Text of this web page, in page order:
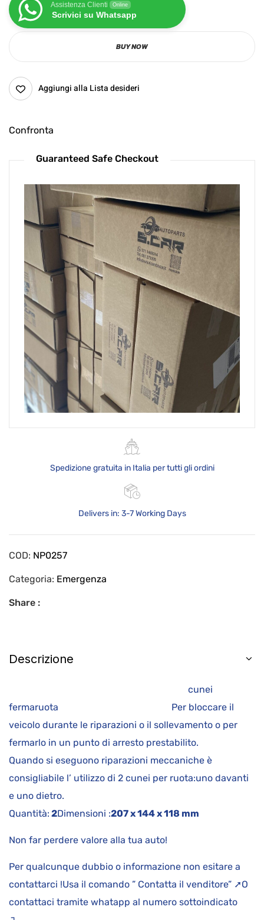
Assistenza Clienti Online
Scrivici su Whatsapp
BUY NOW
Aggiungi alla Lista desideri
Confronta
Guaranteed Safe Checkout
Spedizione gratuita in Italia per tutti gli ordini
Delivers in: 3-7 Working Days
COD: NP0257
Categoria: Emergenza
Share :
Descrizione
cunei
fermaruota Per bloccare il
veicolo durante le riparazioni o il sollevamento o per
fermarlo in un punto di arresto prestabilito.
Quando si eseguono riparazioni meccaniche è
consigliabile l’ utilizzo di 2 cunei per ruota:uno davanti
e uno dietro.
Quantità: 2Dimensioni :207 x 144 x 118 mm
Non far perdere valore alla tua auto!
Per qualcunque dubbio o informazione non esitare a
contattarci !Usa il comando ” Contatta il venditore” ➚O
contattaci tramite whatapp al numero sottoindicato